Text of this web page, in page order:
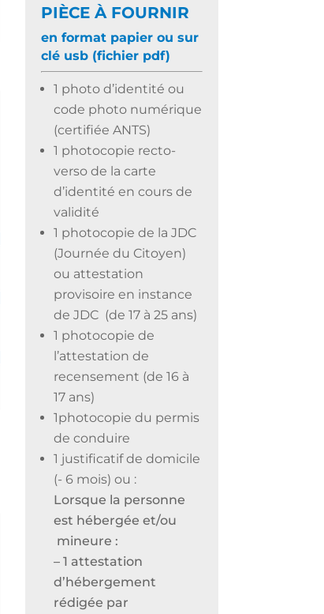
PIÈCE À FOURNIR
en format papier ou sur
clé usb (fichier pdf)
1 photo d’identité ou
code photo numérique
(certifiée ANTS)
1 photocopie recto-
verso de la carte
d’identité en cours de
validité
1 photocopie de la JDC
(Journée du Citoyen)
ou attestation
provisoire en instance
de JDC (de 17 à 25 ans)
1 photocopie de
l’attestation de
recensement (de 16 à
17 ans)
1photocopie du permis
de conduire
1 justificatif de domicile
(- 6 mois) ou :
Lorsque la personne
est hébergée et/ou
mineure :
– 1 attestation
d’hébergement
rédigée par